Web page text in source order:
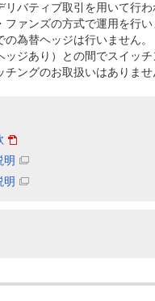
リバティブ取引を用いて行
ファンズの方式で運用を行
の為替ヘッジは行いません。
ッジあり）との間でスイッ
チングのお取扱いはありま
明
明